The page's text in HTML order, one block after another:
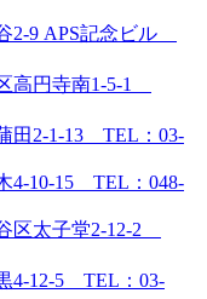
2-9 APS記念ビル
高円寺南1-5-1
田2-1-13 TEL：03-
4-10-15 TEL：048-
区太子堂2-12-2
4-12-5 TEL：03-